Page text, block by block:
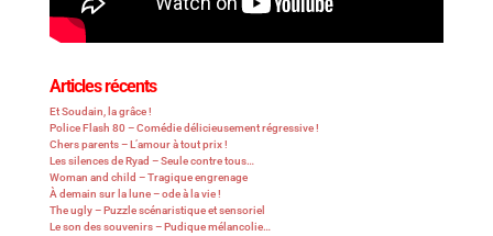
Articles récents
Et Soudain, la grâce !
Police Flash 80 – Comédie délicieusement régressive !
Chers parents – L’amour à tout prix !
Les silences de Ryad – Seule contre tous…
Woman and child – Tragique engrenage
À demain sur la lune – ode à la vie !
The ugly – Puzzle scénaristique et sensoriel
Le son des souvenirs – Pudique mélancolie…